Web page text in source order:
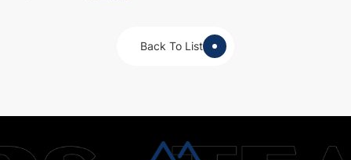
Back To List